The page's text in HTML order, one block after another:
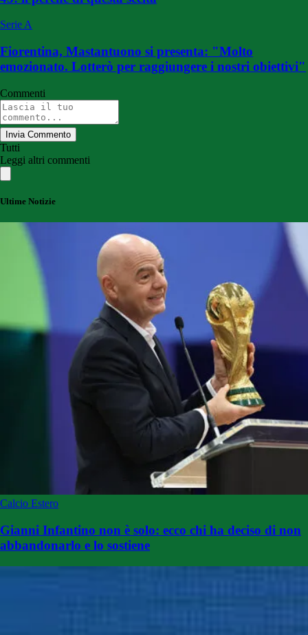
Serie A
Fiorentina, Mastantuono si presenta: "Molto
emozionato. Lotterò per raggiungere i nostri obiettivi"
Commenti
Invia Commento
Tutti
Leggi altri commenti
Ultime Notizie
Calcio Estero
Gianni Infantino non è solo: ecco chi ha deciso di non
abbandonarlo e lo sostiene